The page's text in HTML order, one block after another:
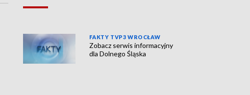
FAKTY TVP3 WROCŁAW
Zobacz serwis informacyjny
dla Dolnego Śląska